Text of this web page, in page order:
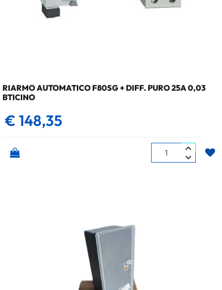
RIARMO AUTOMATICO F80SG + DIFF. PURO 25A 0,03
BTICINO
€ 148,35
Quantità